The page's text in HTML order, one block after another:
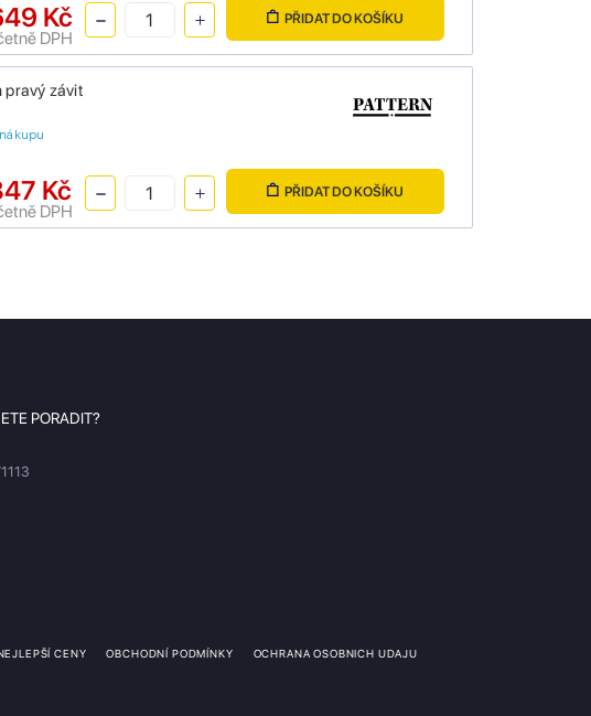
Kč
DPH
PŘIDAT DO KOŠÍKU
pravý závit
Kč
DPH
PŘIDAT DO KOŠÍKU
PORADIT?
CENY OBCHODNÍ PODMÍNKY OCHRANA OSOBNICH UDAJU